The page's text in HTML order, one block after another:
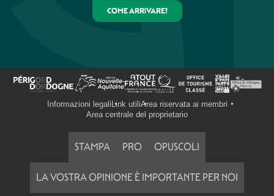
COME ARRIVARE?
Informazioni legaliLink utiliArea riservata ai membri
Area centrale del proprietario
STAMPA PRO OPUSCOLI
LA VOSTRA OPINIONE È IMPORTANTE PER NOI